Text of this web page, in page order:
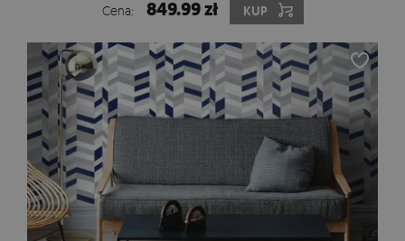
Cena: 849.99 zł KUP